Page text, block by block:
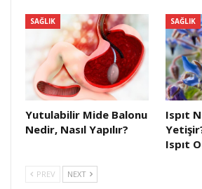
SAĞLIK
Yutulabilir Mide Balonu
Nedir, Nasıl Yapılır?
SAĞLIK
Ispıt
Ispıt
PREV NEXT